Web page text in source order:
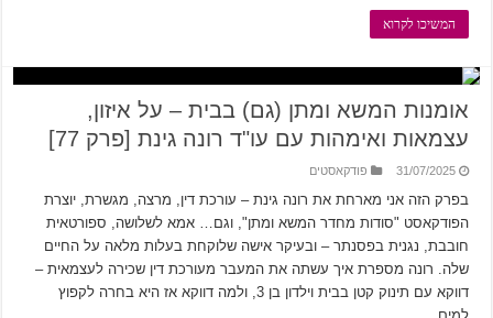
המשיכו לקרוא
אומנות המשא ומתן (גם) בבית – על איזון,
עצמאות ואימהות עם עו"ד רונה גינת [פרק 77]
31/07/2025 פודקאסטים
בפרק הזה אני מארחת את רונה גינת – עורכת דין, מרצה, מגשרת, יוצרת
הפודקאסט "סודות מחדר המשא ומתן", וגם… אמא לשלושה, ספורטאית
חובבת, נגנית בפסנתר – ובעיקר אישה שלוקחת בעלות מלאה על החיים
שלה. רונה מספרת איך עשתה את המעבר מעורכת דין שכירה לעצמאית –
דווקא עם תינוק קטן בבית וילדון בן 3, ולמה דווקא אז היא בחרה לקפוץ